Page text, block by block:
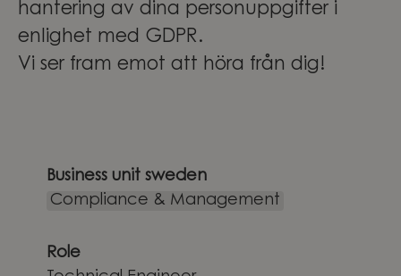
hantering av dina personuppgifter i
enlighet med GDPR.
Vi ser fram emot att höra från dig!
Business unit sweden
Compliance & Management
Role